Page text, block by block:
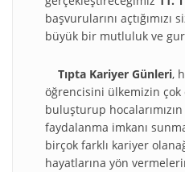
başvurularını
büyük bir mutluluk ve
Tıpta Kariyer Günleri,
öğrencisini ülkemizin
buluşturup
faydalanma imkanı
birçok farklı kariyer
hayatlarına yön